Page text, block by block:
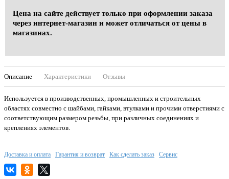
Цена на сайте действует только при оформлении заказа
через интернет-магазин и может отличаться от цены в
магазинах.
Описание Характеристики Отзывы
Используется в производственных, промышленных и строительных
областях совместно с шайбами, гайками, втулками и прочими отверстиями с
соответствующим размером резьбы, при различных соединениях и
креплениях элементов.
Доставка и оплата Гарантия и возврат Как сделать заказ Сервис